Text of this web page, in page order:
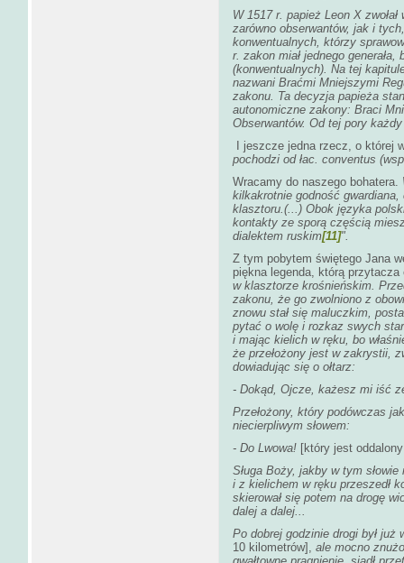
W 1517 r. papież Leon X
zarówno obserwantów, jak i
konwentualnych, którzy
r. zakon miał jednego
(konwentualnych). Na tej
nazwani Braćmi Mniejszymi
zakonu. Ta decyzja papieża
autonomiczne zakony: Braci
Obserwantów. Od tej pory każdy
I jeszcze jedna rzecz, o której
pochodzi od łac. conventus
Wracamy do naszego bohatera.
kilkakrotnie godność
klasztoru.(...) Obok języka
kontakty ze sporą częścią
dialektem ruskim[11]".
Z tym pobytem świętego Jana
piękna legenda, którą przytacza
w klasztorze krośnieńskim.
zakonu, że go zwolniono z
znowu stał się maluczkim,
pytać o wolę i rozkaz swych
i mając kielich w ręku, bo
że przełożony jest w zakrystii,
dowiadując się o ołtarz:
- Dokąd, Ojcze, każesz mi iść
Przełożony, który podówczas
niecierpliwym słowem:
- Do Lwowa! [który jest
Sługa Boży, jakby w tym słowie
i z kielichem w ręku przeszedł
skierował się potem na drogę
dalej a dalej...
Po dobrej godzinie drogi był już
10 kilometrów], ale mocno